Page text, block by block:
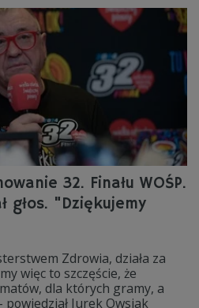
32. Finału WOŚP.
głos. "Dziękujemy
Zdrowia, działa za
więc to szczęście, że
dla których gramy, a
Jurek Owsiak